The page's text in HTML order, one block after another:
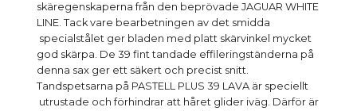
skäregenskaperna från den beprövade JAGUAR WHITE
LINE. Tack vare bearbetningen av det smidda
specialstålet ger bladen med platt skärvinkel mycket
god skärpa. De 39 fint tandade effileringständerna på
denna sax ger ett säkert och precist snitt.
Tandspetsarna på PASTELL PLUS 39 LAVA är speciellt
utrustade och förhindrar att håret glider iväg. Därför är